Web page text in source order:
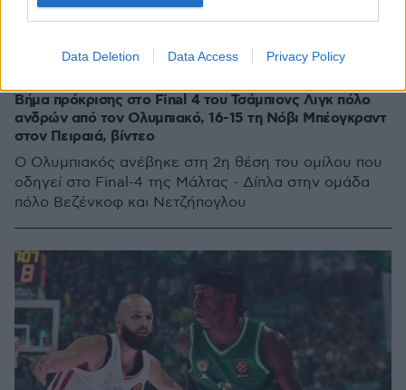
Data Deletion Data Access Privacy Policy
Βήμα πρόκρισης στο Final 4 του Τσάμπιονς Λιγκ πόλο
ανδρών από τον Ολυμπιακό, 16-15 τη Νόβι Μπέογκραντ
στον Πειραιά, βίντεο
Ο Ολυμπιακός ανέβηκε στη 2η θέση του ομίλου που
οδηγεί στο Final-4 της Μάλτας - Δίπλα στην ομάδα
πόλο Βεζένκοφ και Νετζήπογλου